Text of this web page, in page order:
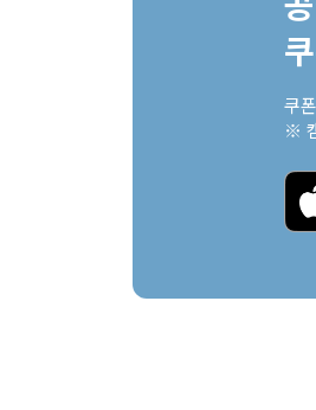
쿠
※